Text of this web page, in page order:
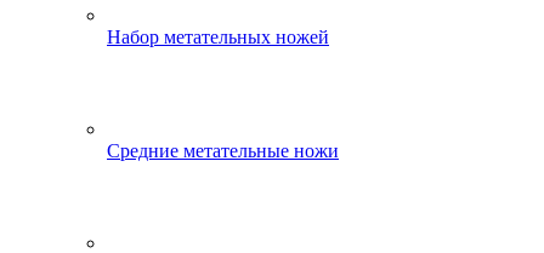
Набор метательных ножей
Средние метательные ножи